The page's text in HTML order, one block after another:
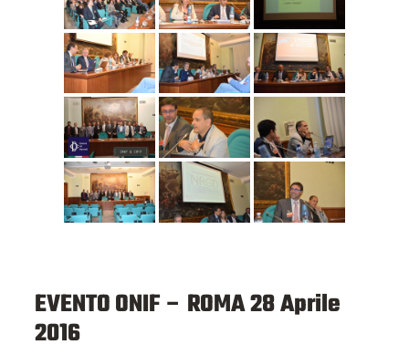
EVENTO ONIF – ROMA 28 Aprile
2016